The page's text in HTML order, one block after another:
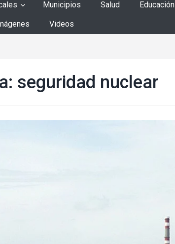
Municipios Salud Educación
Videos
seguridad nuclear